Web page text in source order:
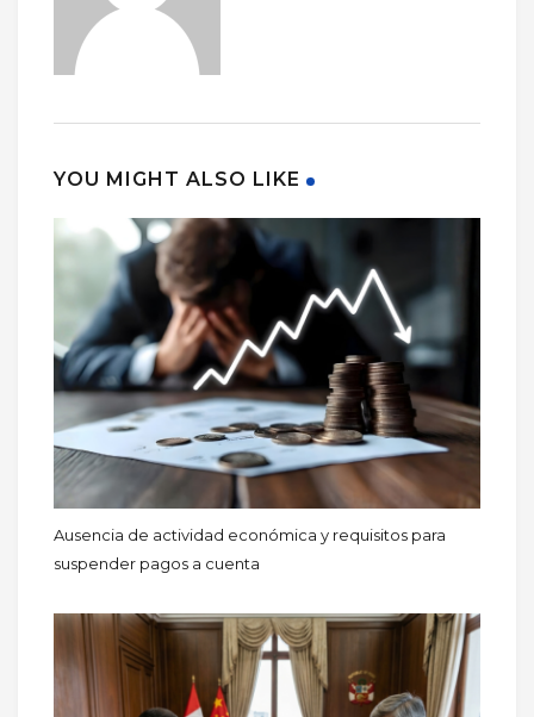
YOU MIGHT ALSO LIKE
Ausencia de actividad económica y requisitos para
suspender pagos a cuenta